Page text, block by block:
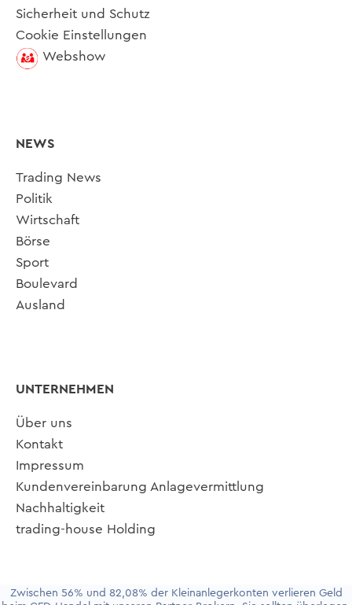
Zwischen 56% und 82,08% der Kleinanlegerkonten verlieren Geld
Sicherheit und Schutz
Cookie Einstellungen
Webshow
NEWS
Trading News
Politik
Wirtschaft
Börse
Sport
Boulevard
Ausland
UNTERNEHMEN
Über uns
Kontakt
Impressum
Kundenvereinbarung Anlagevermittlung
Nachhaltigkeit
trading-house Holding